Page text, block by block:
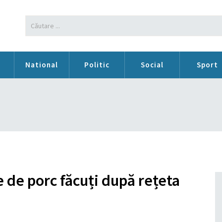
National Politic Social Sport
porc făcuți după rețeta